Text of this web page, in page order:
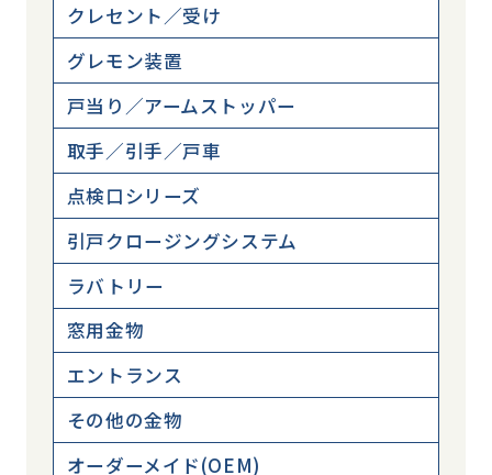
クレセント／受け
グレモン装置
戸当り／アームストッパー
取手／引手／戸車
点検口シリーズ
引戸クロージングシステム
ラバトリー
窓用金物
エントランス
その他の金物
オーダーメイド(OEM)